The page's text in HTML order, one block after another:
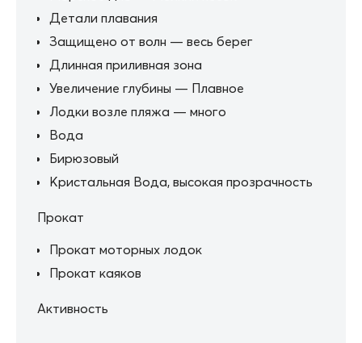
Детали плавания
Защищено от волн — весь берег
Длинная приливная зона
Увеличение глубины — Плавное
Лодки возле пляжа — много
Вода
Бирюзовый
Кристальная Вода, высокая прозрачность
Прокат
Прокат моторных лодок
Прокат каяков
Активность